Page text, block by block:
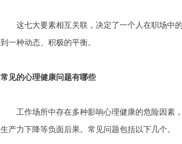
这七大要素相互关联，决定了一个人在职场中的
到一种动态、积极的平衡。
常见的心理健康问题有哪些
工作场所中存在多种影响心理健康的危险因素，
生产力下降等负面后果。常见问题包括以下几个。